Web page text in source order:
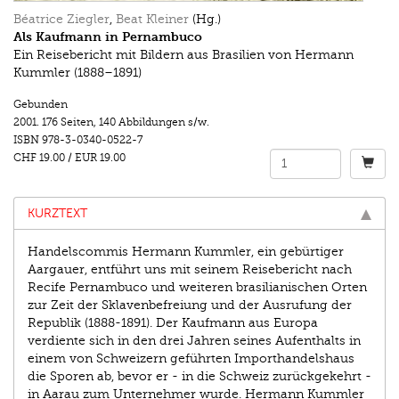
Béatrice Ziegler Beat Kleiner (Hg.)
Als Kaufmann in Pernambuco
Ein Reisebericht mit Bildern aus Brasilien von Hermann
Kummler (1888–1891)
Gebunden
2001. 176 Seiten 140 Abbildungen s/w.
ISBN 978-3-0340-0522-7
CHF 19.00 / EUR 19.00
KURZTEXT
Handelscommis Hermann Kummler, ein gebürtiger
Aargauer, entführt uns mit seinem Reisebericht nach
Recife Pernambuco und weiteren brasilianischen Orten
zur Zeit der Sklavenbefreiung und der Ausrufung der
Republik (1888-1891). Der Kaufmann aus Europa
verdiente sich in den drei Jahren seines Aufenthalts in
einem von Schweizern geführten Importhandelshaus
die Sporen ab, bevor er - in die Schweiz zurückgekehrt -
in Aarau zum Unternehmer wurde. Hermann Kummler